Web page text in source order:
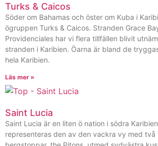
Turks & Caicos
Söder om Bahamas och öster om Kuba i
ögruppen Turks & Caicos. Stranden Grace
Providenciales har vi flera tillfällen blivit
stranden i Karibien. Öarna är bland de
hela Karibien.
Läs mer »
Saint Lucia
Saint Lucia är en liten ö nation i södra
representeras den av den vackra vy med två